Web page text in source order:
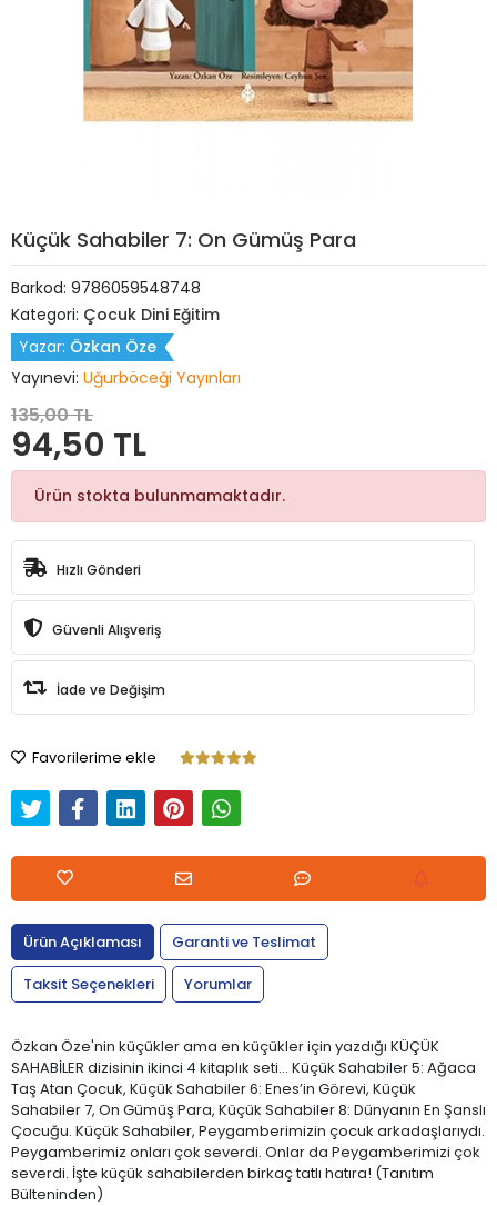
Küçük Sahabiler 7: On Gümüş Para
Barkod: 9786059548748
Kategori: Çocuk Dini Eğitim
Yazar: Özkan Öze
Yayınevi: Uğurböceği Yayınları
135,00 TL
94,50 TL
Ürün stokta bulunmamaktadır.
Hızlı Gönderi
Güvenli Alışveriş
İade ve Değişim
Favorilerime ekle
Ürün Açıklaması
Garanti ve Teslimat
Taksit Seçenekleri
Yorumlar
Özkan Öze'nin küçükler ama en küçükler için yazdığı KÜÇÜK
SAHABİLER dizisinin ikinci 4 kitaplık seti... Küçük Sahabiler 5: Ağaca
Taş Atan Çocuk, Küçük Sahabiler 6: Enes’in Görevi, Küçük
Sahabiler 7, On Gümüş Para, Küçük Sahabiler 8: Dünyanın En Şanslı
Çocuğu. Küçük Sahabiler, Peygamberimizin çocuk arkadaşlarıydı.
Peygamberimiz onları çok severdi. Onlar da Peygamberimizi çok
severdi. İşte küçük sahabilerden birkaç tatlı hatıra! (Tanıtım
Bülteninden)